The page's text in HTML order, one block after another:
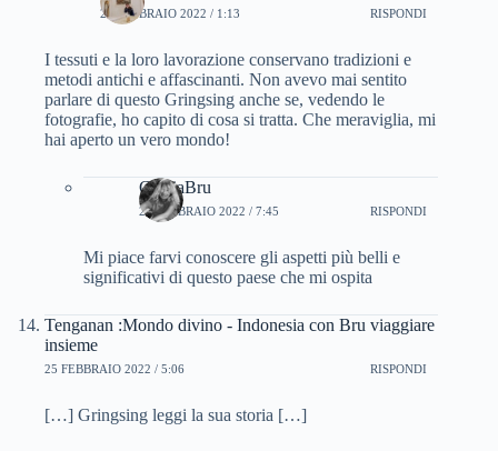
23 FEBBRAIO 2022 / 1:13 RISPONDI
I tessuti e la loro lavorazione conservano tradizioni e
metodi antichi e affascinanti. Non avevo mai sentito
parlare di questo Gringsing anche se, vedendo le
fotografie, ho capito di cosa si tratta. Che meraviglia, mi
hai aperto un vero mondo!
CinziaBru
23 FEBBRAIO 2022 / 7:45 RISPONDI
Mi piace farvi conoscere gli aspetti più belli e
significativi di questo paese che mi ospita
Tenganan :Mondo divino - Indonesia con Bru viaggiare
insieme
25 FEBBRAIO 2022 / 5:06 RISPONDI
[…] Gringsing leggi la sua storia […]